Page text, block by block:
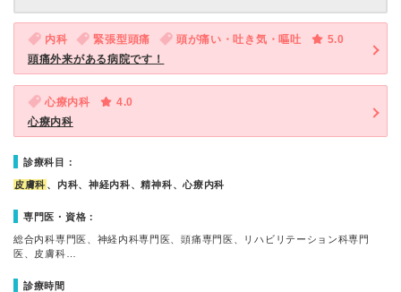
内科 緊張型頭痛 頭が痛い・吐き気・嘔吐
5.0
頭痛外来がある病院です！
心療内科
4.0
心療内科
診療科目：
皮膚科 、内科、神経内科、精神科、心療内科
専門医・資格：
総合内科専門医、神経内科専門医、頭痛専門医、リハビリテーション科専門
医、皮膚科…
診療時間